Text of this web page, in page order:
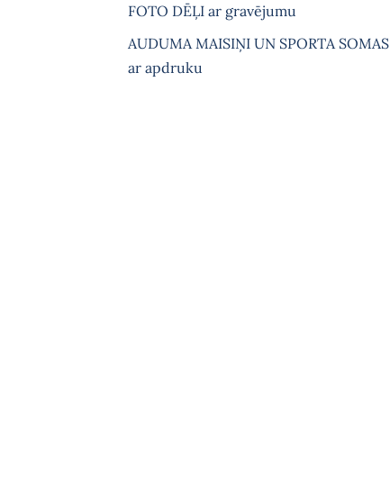
FOTO DĒĻI ar gravējumu
AUDUMA MAISIŅI UN SPORTA SOMAS
ar apdruku